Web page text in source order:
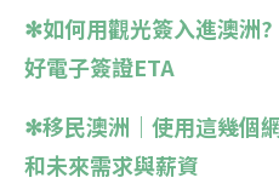
✻如何用觀光簽入進澳洲
好電子簽證ETA
✻移民澳洲｜使用這幾個
和未來需求與薪資